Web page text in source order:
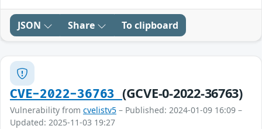
JSON Share To clipboard
CVE-2022-36763 (GCVE-0-2022-36763)
Vulnerability from cvelistv5 – Published: 2024-01-09 16:09 –
Updated: 2025-11-03 19:27